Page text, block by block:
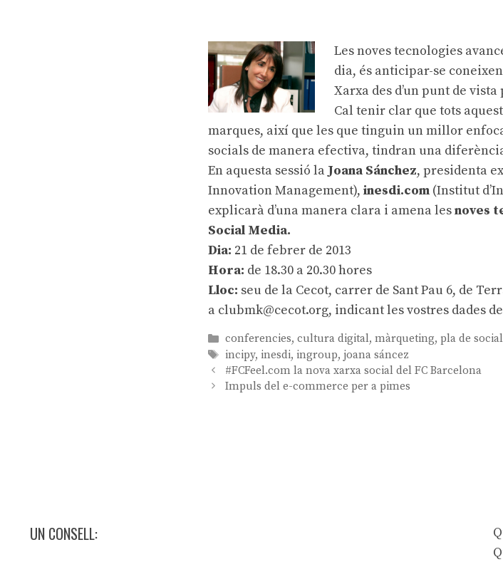
Les noves tecnologies
dia, és anticipar-se
Xarxa des d’un punt de
Cal tenir clar que tots
marques, així que les que tinguin un millor
socials de manera efectiva, tindran una
En aquesta sessió la Joana Sánchez, presidenta
Innovation Management), inesdi.com (Institut
explicarà d’una manera clara i amena lesnoves
Social Media.
Dia: 21 de febrer de 2013
Hora: de 18.30 a 20.30 hores
Lloc: seu de la Cecot, carrer de Sant Pau 6, de
a clubmk@cecot.org, indicant les vostres dades
Categories
conferencies,cultura digital,màrqueting, pla de
Etiquetes
incipy, inesdi, ingroup, joana sáncez
Navegació
per
#FCFeel.com la nova xarxa social del FC Barcelona
Impuls del e-commerce per a pimes
UN CONSELL: